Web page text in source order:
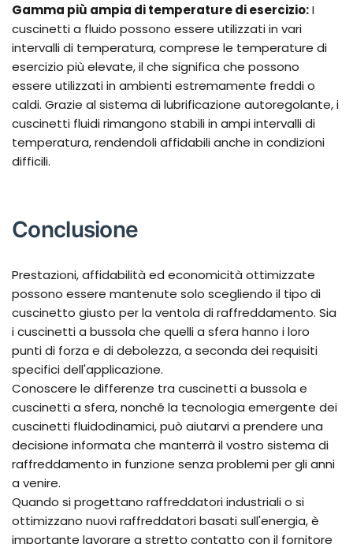
Gamma più ampia di temperature di esercizio:I
cuscinetti a fluido possono essere utilizzati in vari
intervalli di temperatura, comprese le temperature di
esercizio più elevate, il che significa che possono
essere utilizzati in ambienti estremamente freddi o
caldi. Grazie al sistema di lubrificazione autoregolante, i
cuscinetti fluidi rimangono stabili in ampi intervalli di
temperatura, rendendoli affidabili anche in condizioni
difficili.
Conclusione
Prestazioni, affidabilità ed economicità ottimizzate
possono essere mantenute solo scegliendo il tipo di
cuscinetto giusto per la ventola di raffreddamento. Sia
i cuscinetti a bussola che quelli a sfera hanno i loro
punti di forza e di debolezza, a seconda dei requisiti
specifici dell'applicazione.
Conoscere le differenze tra cuscinetti a bussola e
cuscinetti a sfera, nonché la tecnologia emergente dei
cuscinetti fluidodinamici, può aiutarvi a prendere una
decisione informata che manterrà il vostro sistema di
raffreddamento in funzione senza problemi per gli anni
a venire.
Quando si progettano raffreddatori industriali o si
ottimizzano nuovi raffreddatori basati sull'energia, è
importante lavorare a stretto contatto con il fornitore